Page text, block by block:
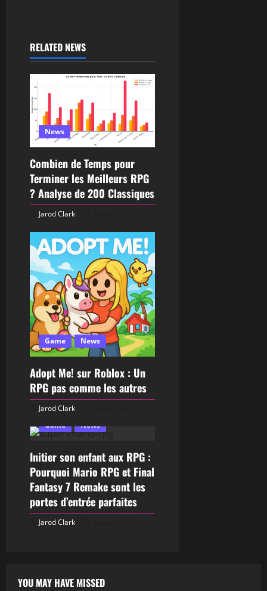
RELATED NEWS
News
Combien de Temps pour
Terminer les Meilleurs RPG
? Analyse de 200 Classiques
Jarod Clark
Game News
Adopt Me! sur Roblox : Un
RPG pas comme les autres
Jarod Clark
Game
News
Initier son enfant aux RPG :
Pourquoi Mario RPG et Final
Fantasy 7 Remake sont les
portes d’entrée parfaites
Jarod Clark
YOU MAY HAVE MISSED